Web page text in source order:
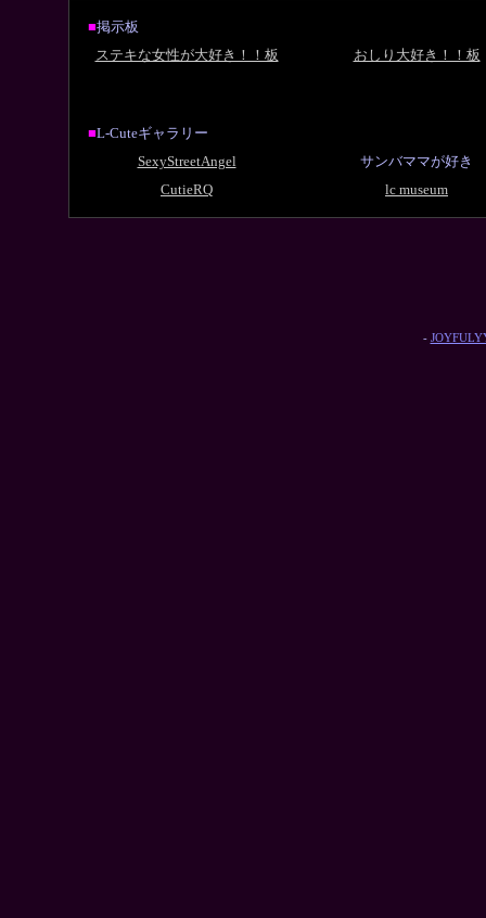
■掲示板
ステキな女性が大好き！！板
おしり大好き！！板
■L-Cuteギャラリー
SexyStreetAngel
サンバママが好き
CutieRQ
lc museum
-